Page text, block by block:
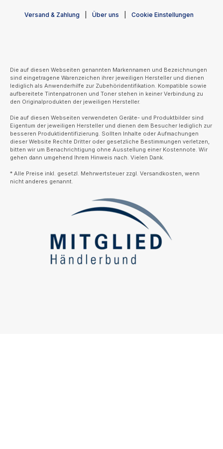
Versand & Zahlung Über uns Cookie Einstellungen
Die auf diesen Webseiten genannten Markennamen und Bezeichnungen
sind eingetragene Warenzeichen ihrer jeweiligen Hersteller und dienen
lediglich als Anwenderhilfe zur Zubehöridentifikation. Kompatible sowie
aufbereitete Tintenpatronen und Toner stehen in keiner Verbindung zu
den Originalprodukten der jeweiligen Hersteller.
Die auf diesen Webseiten verwendeten Geräte- und Produktbilder sind
Eigentum der jeweiligen Hersteller und dienen dem Besucher lediglich zur
besseren Produktidentifizierung. Sollten Inhalte oder Aufmachungen
dieser Website Rechte Dritter oder gesetzliche Bestimmungen verletzen,
bitten wir um Benachrichtigung ohne Ausstellung einer Kostennote. Wir
gehen dann umgehend Ihrem Hinweis nach. Vielen Dank.
* Alle Preise inkl. gesetzl. Mehrwertsteuer zzgl. Versandkosten, wenn
nicht anderes genannt.